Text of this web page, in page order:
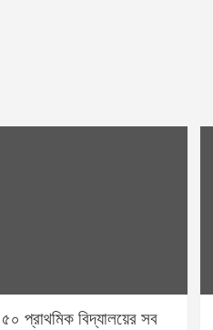
প্রাথমিক বিদ্যালয়ের সব